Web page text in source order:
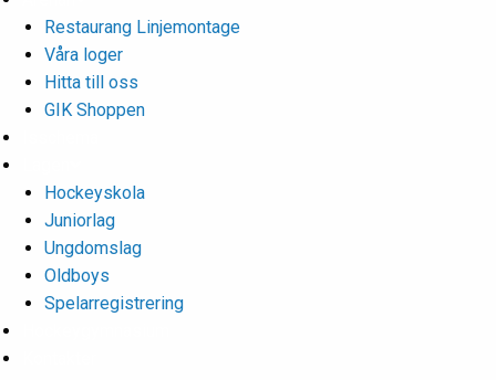
Restaurang Linjemontage
Våra loger
Hitta till oss
GIK Shoppen
Hockeyskola
Juniorlag
Ungdomslag
Oldboys
Spelarregistrering